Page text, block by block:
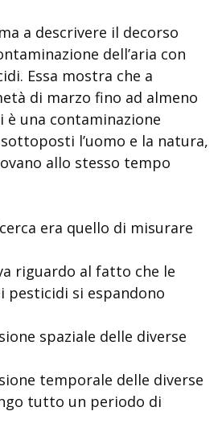
a descrivere il decorso
dell’aria con
Essa mostra che a
di marzo fino ad almeno
è una contaminazione
l’uomo e la natura,
allo stesso tempo
era quello di misurare
riguardo al fatto che le
pesticidi si espandono
spaziale delle diverse
temporale delle diverse
tutto un periodo di